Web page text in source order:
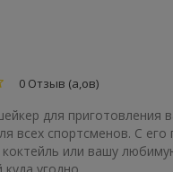
0 Отзыв (а,ов)
для
всех спортсменов. С
или вашу